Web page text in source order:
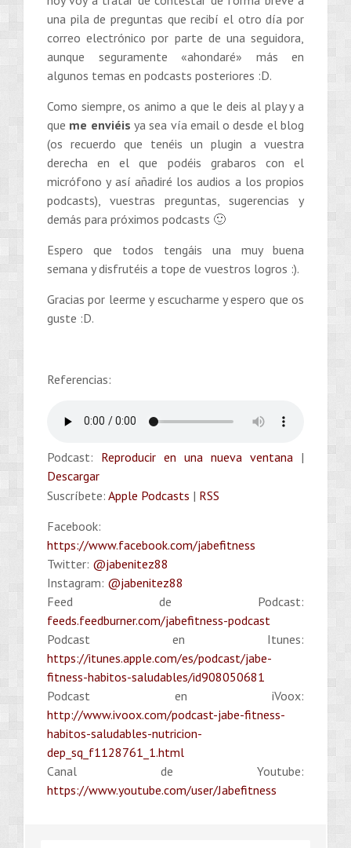
una pila de preguntas que recibí el otro día por
correo electrónico por parte de una seguidora,
aunque seguramente «ahondaré» más en
algunos temas en podcasts posteriores :D.
Como siempre, os animo a que le deis al play y a
que me enviéis ya sea vía email o desde el blog
(os recuerdo que tenéis un plugin a vuestra
derecha en el que podéis grabaros con el
micrófono y así añadiré los audios a los propios
podcasts), vuestras preguntas, sugerencias y
demás para próximos podcasts 🙂
Espero que todos tengáis una muy buena
semana y disfrutéis a tope de vuestros logros :).
Gracias por leerme y escucharme y espero que os
guste :D.
Referencias:
Podcast: Reproducir en una nueva ventana |
Descargar
Suscríbete: Apple Podcasts | RSS
Facebook:
https://www.facebook.com/jabefitness
Twitter: @jabenitez88
Instagram: @jabenitez88
Feed de Podcast:
feeds.feedburner.com/jabefitness-podcast
Podcast en Itunes:
https://itunes.apple.com/es/podcast/jabe-
fitness-habitos-saludables/id908050681
Podcast en iVoox:
http://www.ivoox.com/podcast-jabe-fitness-
habitos-saludables-nutricion-
dep_sq_f1128761_1.html
Canal de Youtube:
https://www.youtube.com/user/Jabefitness